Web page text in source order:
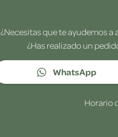
¿Necesitas que te ayudemos
¿Has realizado un
WhatsApp
Horario